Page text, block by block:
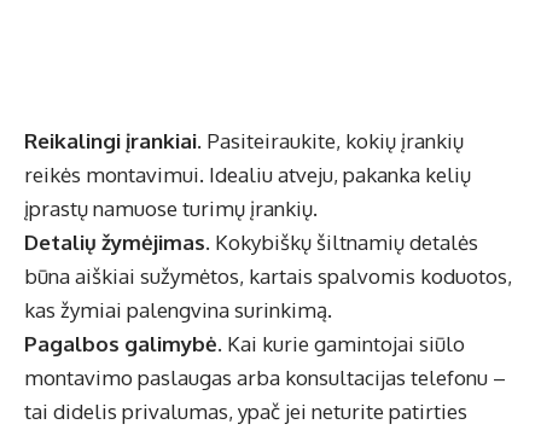
Reikalingi įrankiai. Pasiteiraukite, kokių įrankių
reikės montavimui. Idealiu atveju, pakanka kelių
įprastų namuose turimų įrankių.
Detalių žymėjimas. Kokybiškų šiltnamių detalės
būna aiškiai sužymėtos, kartais spalvomis koduotos,
kas žymiai palengvina surinkimą.
Pagalbos galimybė. Kai kurie gamintojai siūlo
montavimo paslaugas arba konsultacijas telefonu –
tai didelis privalumas, ypač jei neturite patirties